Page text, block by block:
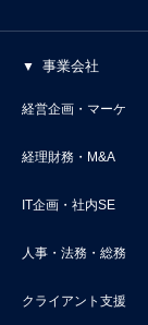
事業会社
経営企画・マーケ
経理財務・M&A
IT企画・社内SE
人事・法務・総務
クライアント支援